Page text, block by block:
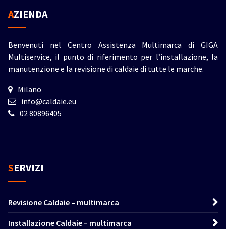
AZIENDA
Benvenuti nel Centro Assistenza Multimarca di GIGA
Multiservice, il punto di riferimento per l’installazione, la
manutenzione e la revisione di caldaie di tutte le marche.
Milano
info@caldaie.eu
02 80896405
SERVIZI
Revisione Caldaie – multimarca
Installazione Caldaie – multimarca